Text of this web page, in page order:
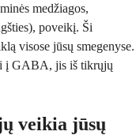
medžiagos,
poveikį. Ši
visose jūsų smegenyse.
į GABA, jis iš tikrųjų
veikia jūsų